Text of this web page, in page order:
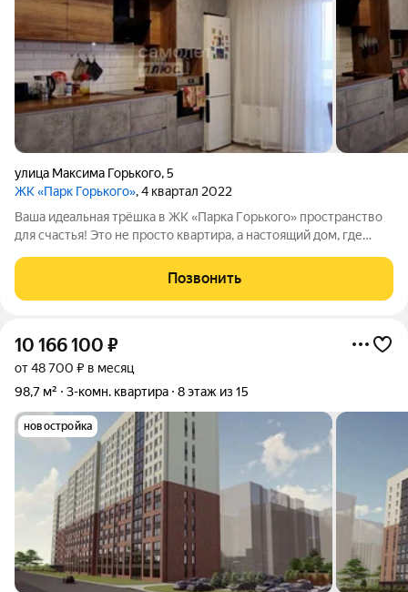
улица Максима Горького,5
ЖК «Парк Горького», 4 квартал 2022
Baшa идeaльнaя тpёшка в ЖК «Паpка Гopькoгo» пpoстранство
для счacтья! Это не пpoсто квaртиpa, а нaстоящий дом, где
Почему эта
Позвонить
10 166 100 ₽
от 48 700 ₽ в месяц
98,7 м²
3-комн. квартира 8 этаж из 15
новостройка